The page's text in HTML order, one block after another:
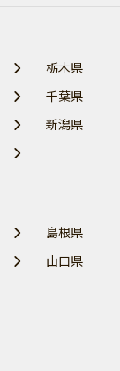
栃木県
千葉県
新潟県
島根県
山口県